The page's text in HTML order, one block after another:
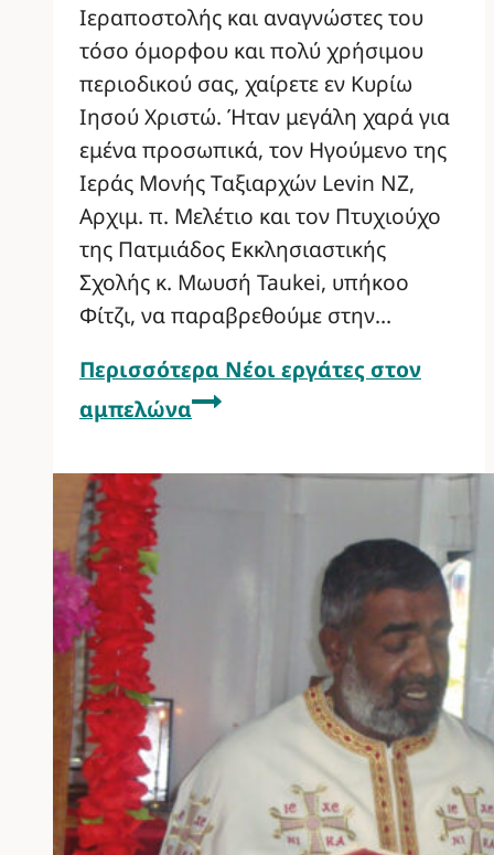
Ιεραποστολής και αναγνώστες του
τόσο όμορφου και πολύ χρήσιμου
περιοδικού σας, χαίρετε εν Κυρίω
Ιησού Χριστώ. Ήταν μεγάλη χαρά για
εμένα προσωπικά, τον Ηγούμενο της
Ιεράς Μονής Ταξιαρχών Levin NZ,
Αρχιμ. π. Μελέτιο και τον Πτυχιούχο
της Πατμιάδος Εκκλησιαστικής
Σχολής κ. Μωυσή Taukei, υπήκοο
Φίτζι, να παραβρεθούμε στην…
Περισσότερα Νέοι εργάτες στον
αμπελώνα